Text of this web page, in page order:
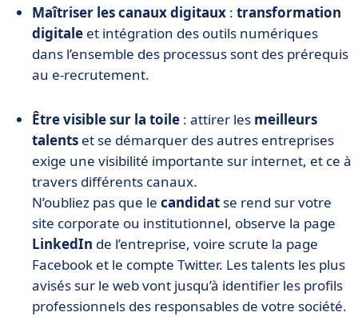
Maîtriser les canaux digitaux : transformation
digitale et intégration des outils numériques
dans l’ensemble des processus sont des prérequis
au e-recrutement.
Être visible sur la toile : attirer les meilleurs
talents et se démarquer des autres entreprises
exige une visibilité importante sur internet, et ce à
travers différents canaux.
N’oubliez pas que le candidat se rend sur votre
site corporate ou institutionnel, observe la page
LinkedIn de l’entreprise, voire scrute la page
Facebook et le compte Twitter. Les talents les plus
avisés sur le web vont jusqu’à identifier les profils
professionnels des responsables de votre société.